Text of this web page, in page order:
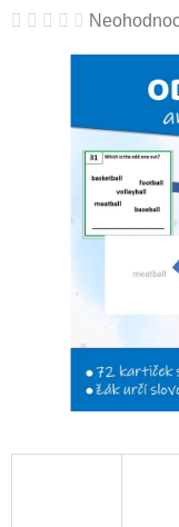
Průměrné
produktu
5
hvězdiček.